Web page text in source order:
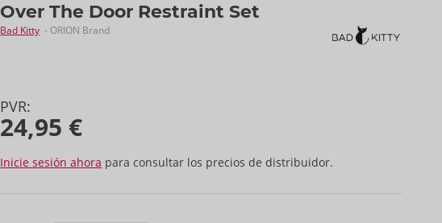
Over The Door Restraint Set
Bad Kitty - ORION Brand
PVR:
24,95 €
Inicie sesión ahora para consultar los precios de distribuidor.